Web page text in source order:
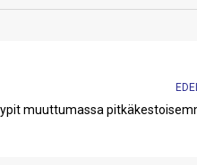
muuttumassa